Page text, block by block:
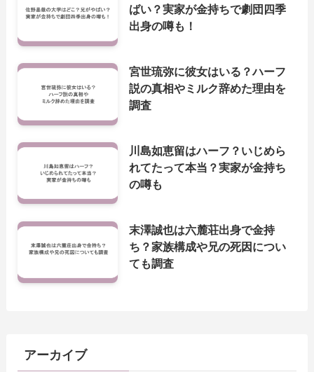
ばい？実家が金持ちで劇団四季
出身の噂も！
宮世琉弥に彼女はいる？ハーフ
説の真相やミルク辞めた理由を
調査
川島如恵留はハーフ？いじめら
れてたって本当？実家が金持ち
の噂も
末澤誠也は六麓荘出身で金持
ち？家族構成や兄の死因につい
ても調査
アーカイブ